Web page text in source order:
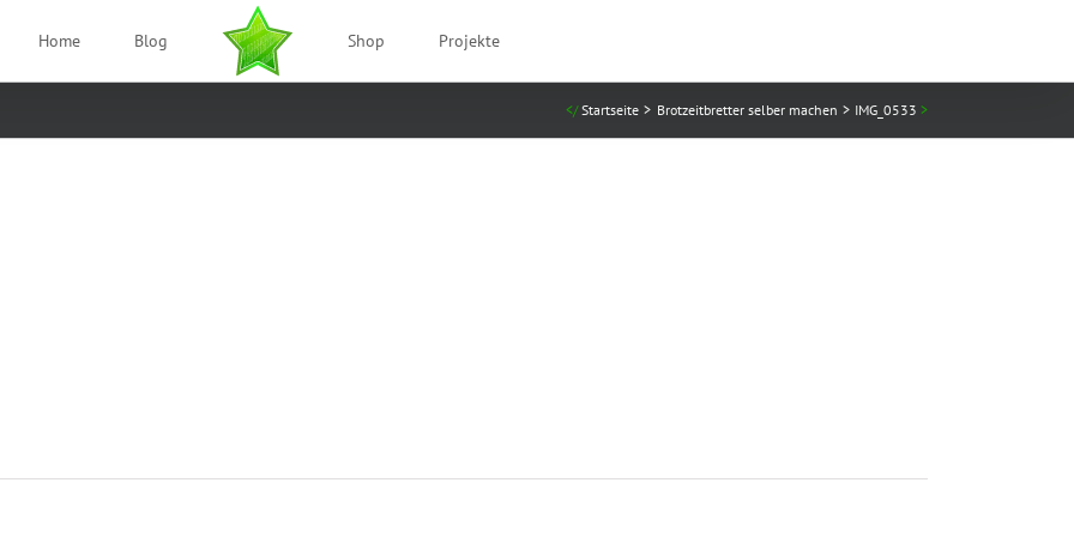
Home Blog Shop Projekte
Startseite Brotzeitbretter selber machen IMG_0533